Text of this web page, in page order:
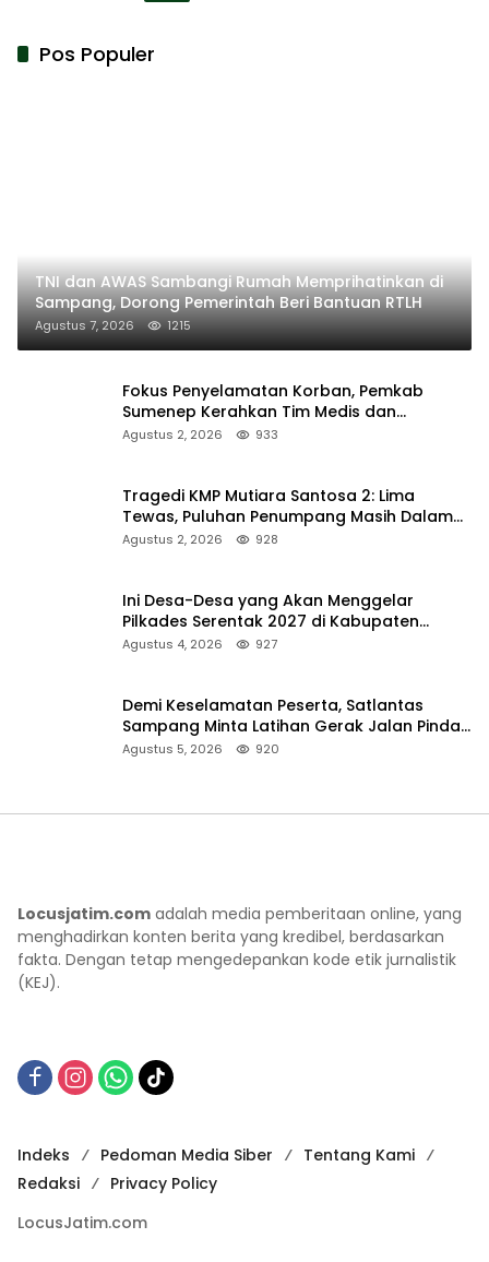
Pos Populer
TNI dan AWAS Sambangi Rumah Memprihatinkan di
Sampang, Dorong Pemerintah Beri Bantuan RTLH
Agustus 7, 2026 1215
Fokus Penyelamatan Korban, Pemkab
Sumenep Kerahkan Tim Medis dan
Ambulans ke Pelabuhan Kalianget
Agustus 2, 2026 933
Tragedi KMP Mutiara Santosa 2: Lima
Tewas, Puluhan Penumpang Masih Dalam
Pencarian
Agustus 2, 2026 928
Ini Desa-Desa yang Akan Menggelar
Pilkades Serentak 2027 di Kabupaten
Sumenep
Agustus 4, 2026 927
Demi Keselamatan Peserta, Satlantas
Sampang Minta Latihan Gerak Jalan Pindah
ke Lokasi Aman
Agustus 5, 2026 920
Locusjatim.com adalah media pemberitaan online, yang
menghadirkan konten berita yang kredibel, berdasarkan
fakta. Dengan tetap mengedepankan kode etik jurnalistik
(KEJ).
Indeks Pedoman Media Siber
Tentang Kami
Redaksi
Privacy Policy
LocusJatim.com